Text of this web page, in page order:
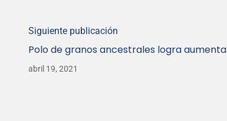
Siguiente publicación
Polo de granos ancestrales logra
abril 19, 2021